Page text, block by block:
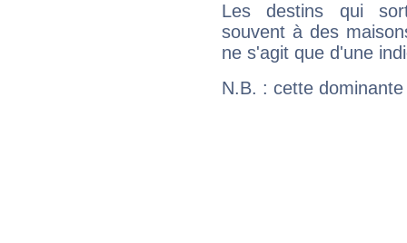
Les destins qui
souvent à des
ne s'agit que d'une
N.B. : cette